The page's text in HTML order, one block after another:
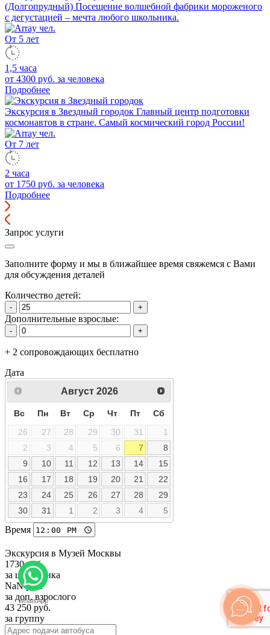
(Долгопрудный) Посещение волшебной фабрики мороженого
с дегустацией – мечта любого школьника.
От 5 лет
1,5 часа
от 4300 руб. за человека
Подробнее
Экскурсия в Звездный городок Главный центр подготовки
космонавтов в стране. Самый космический город России!
От 7 лет
2 часа
от 1750 руб. за человека
Подробнее
Запрос услуги
Заполните форму и мы в ближайшее время свяжемся с Вами
для обсуждения деталей
Количество детей:
- +
Дополнительные взрослые:
- +
+ 2 сопровождающих бесплатно
Дата
Август 2026
Вс Пн Вт Ср Чт Пт
Сб
26
27 28 29 30 31
1
2
3 4 5 6 7
8
9
10 11 12 13 14
15
16
17 18 19 20 21
22
23
24 25 26 27 28
29
30
31 1 2 3 4 5
Время
Экскурсия в Музей Москвы
1730руб.
за школьника
NaNруб.
за доп. взрослого
43 250 руб.
за группу
WhatsApp